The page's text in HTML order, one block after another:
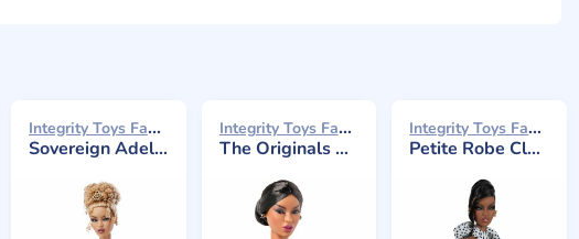
Integrity Toys Fashion Royalty 2021
Sovereign Adele Makeda
Integrity Toys Fashion Royalty 2020
The Originals Adele Makeda
Integrity Toys Fashion Royalty 2020
Petite Robe Classique (Jour) Adele Makeda